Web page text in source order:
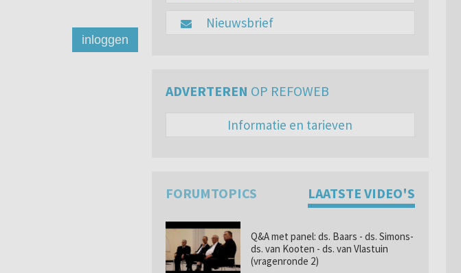
inloggen
Nieuwsbrief
ADVERTEREN OP REFOWEB
Informatie en tarieven
FORUMTOPICS LAATSTE VIDEO'S
Q&A met panel: ds. Baars - ds. Simons-
ds. van Kooten - ds. van Vlastuin
(vragenronde 2)